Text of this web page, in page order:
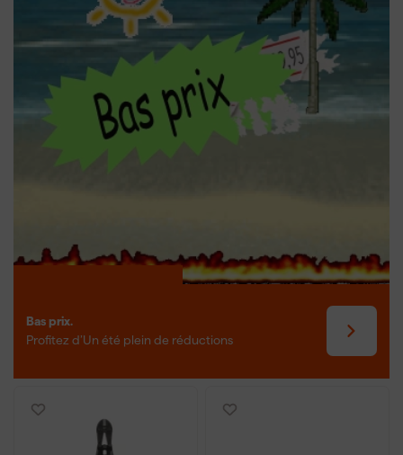
Bas prix.
Profitez d’Un été plein de réductions